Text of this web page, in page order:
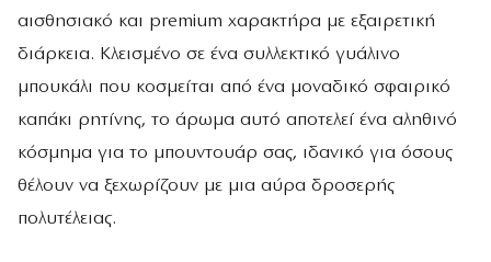
αισθησιακό και premium χαρακτήρα με εξαιρετική
διάρκεια. Κλεισμένο σε ένα συλλεκτικό γυάλινο
μπουκάλι που κοσμείται από ένα μοναδικό σφαιρικό
καπάκι ρητίνης, το άρωμα αυτό αποτελεί ένα αληθινό
κόσμημα για το μπουντουάρ σας, ιδανικό για όσους
θέλουν να ξεχωρίζουν με μια αύρα δροσερής
πολυτέλειας.